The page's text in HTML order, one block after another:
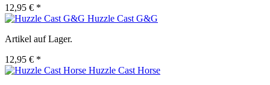
12,95 € *
Huzzle Cast G&G
Artikel auf Lager.
12,95 € *
Huzzle Cast Horse